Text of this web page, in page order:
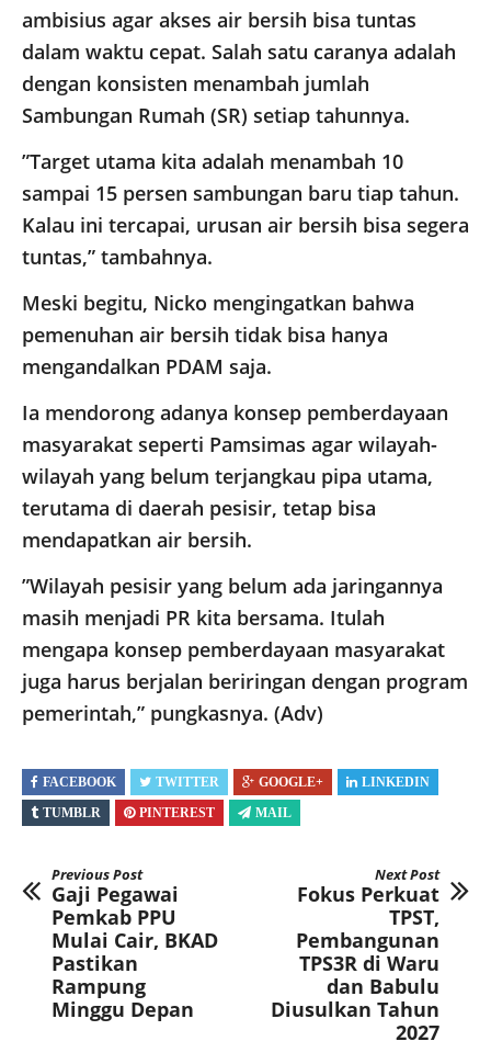
ambisius agar akses air bersih bisa tuntas
dalam waktu cepat. Salah satu caranya adalah
dengan konsisten menambah jumlah
Sambungan Rumah (SR) setiap tahunnya.
​”Target utama kita adalah menambah 10
sampai 15 persen sambungan baru tiap tahun.
Kalau ini tercapai, urusan air bersih bisa segera
tuntas,” tambahnya.
​Meski begitu, Nicko mengingatkan bahwa
pemenuhan air bersih tidak bisa hanya
mengandalkan PDAM saja.
Ia mendorong adanya konsep pemberdayaan
masyarakat seperti Pamsimas agar wilayah-
wilayah yang belum terjangkau pipa utama,
terutama di daerah pesisir, tetap bisa
mendapatkan air bersih.
​”Wilayah pesisir yang belum ada jaringannya
masih menjadi PR kita bersama. Itulah
mengapa konsep pemberdayaan masyarakat
juga harus berjalan beriringan dengan program
pemerintah,” pungkasnya. (Adv)
FACEBOOK TWITTER GOOGLE+
LINKEDIN
TUMBLR
PINTEREST MAIL
Previous Post
Gaji Pegawai
Pemkab PPU
Mulai Cair, BKAD
Pastikan
Rampung
Minggu Depan
Next Post
Fokus Perkuat
TPST,
Pembangunan
TPS3R di Waru
dan Babulu
Diusulkan Tahun
2027